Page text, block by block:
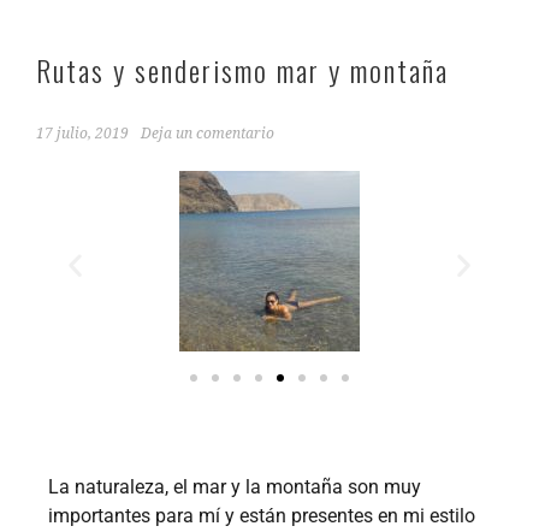
Rutas y senderismo mar y montaña
17 julio, 2019 Deja un comentario
La naturaleza, el mar y la montaña son muy
importantes para mí y están presentes en mi estilo